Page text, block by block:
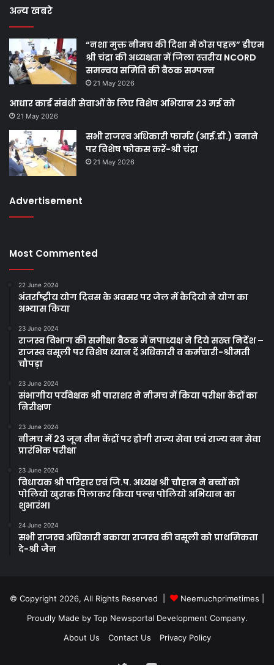
अन्य खबरे
“नशा मुक्त नीमच की दिशा में ठोस पहल” डीएम
श्री चंद्रा की अध्‍यक्षता में जिला स्‍तरीय NCORD
समन्‍वय समिति की बैठक सम्‍पन्‍न
21 May 2026
आधार कार्ड संबंधी सेवाओं के लिए विशेष अभियान 23 मई को
21 May 2026
सभी राजस्‍व अधिकारी फार्मर (आई.डी.) बनाने
पर विशेष फोकस करें-श्री चंद्रा
21 May 2026
Advertisement
Most Commented
22 June 2024
अंतर्राष्ट्रीय योग दिवस के अवसर पर जेल में कैदियो ने योग का
अभ्यास किया
23 June 2024
राजस्व विभाग की समीक्षा बैठक में नपाध्यक्ष ने दिये सख्त निर्देश –
राजस्व वसूली पर विशेष ध्यान दें अधिकारी व कर्मचारी-श्रीमती
चौपड़ा
23 June 2024
संभागीय पर्यवेक्षक श्री पाराशर ने नीमच में किया परीक्षा केंद्रों का
निरीक्षण
23 June 2024
नीमच में 23 जून तीन केंद्रों पर होगी राज्‍य सेवा एवं राज्‍य वन सेवा
प्रारंभिक परीक्षा
23 June 2024
विधायक श्री परिहार एवं जि.प. अध्यक्ष श्री चौहान ने बच्चों को
पोलियो खुराक पिलाकर किया पल्स पोलियो अभियान का
शुभारंभ।
24 June 2024
सभी राजस्‍व अधिकारी बकाया राजस्‍व की वसूली को प्राथमिकता
दे-श्री जैन
© Copyright 2026, All Rights Reserved | Neemuchprimetimes
Proudly Made by Top Newsportal Development Company.
About Us
Contact Us Privacy Policy